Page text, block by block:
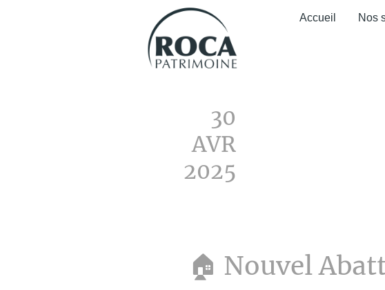
Accueil Nos
30
AVR
2025
🏠 Nouvel